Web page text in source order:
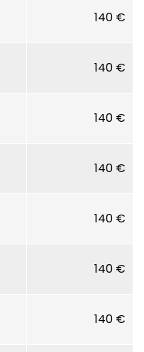
140 €
140 €
140 €
140 €
140 €
140 €
140 €